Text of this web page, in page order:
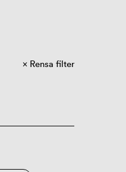
Rensa filter